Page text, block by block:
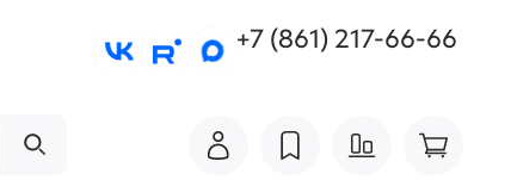
+7 (861) 217-66-66